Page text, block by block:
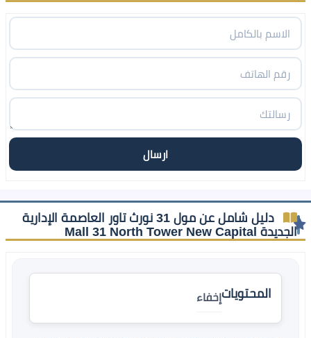
دليل شامل عن مول 31 نورث تاور العاصمة الإدارية
الجديدة Mall 31 North Tower New Capital
المحتوياتإخفاء